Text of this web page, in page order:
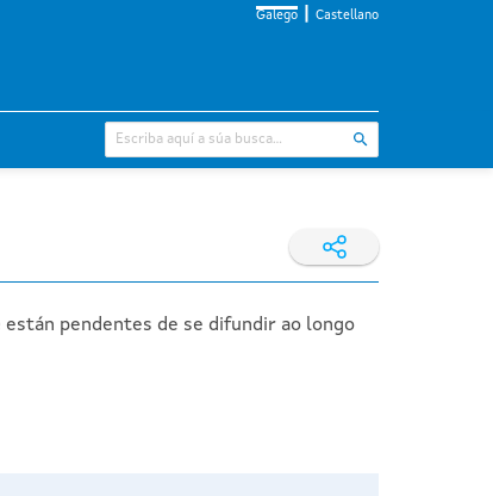
Galego Castellano
pendentes de se difundir ao longo